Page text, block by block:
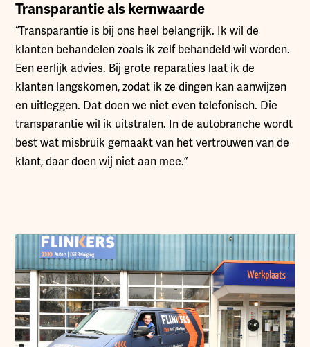
Transparantie als kernwaarde
“Transparantie is bij ons heel belangrijk. Ik wil de
klanten behandelen zoals ik zelf behandeld wil worden.
Een eerlijk advies. Bij grote reparaties laat ik de
klanten langskomen, zodat ik ze dingen kan aanwijzen
en uitleggen. Dat doen we niet even telefonisch. Die
transparantie wil ik uitstralen. In de autobranche wordt
best wat misbruik gemaakt van het vertrouwen van de
klant, daar doen wij niet aan mee.”